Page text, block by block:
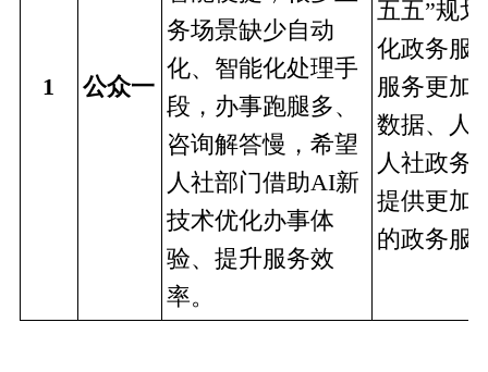
1 公众一
务场景缺少自动
化、智能化处理手
段，办事跑腿多、
咨询解答慢，希望
人社部门借助AI新
技术优化办事体
验、提升服务效
率。
五五”规
化政务服
服务更加
数据、人
人社政务
提供更加
的政务服